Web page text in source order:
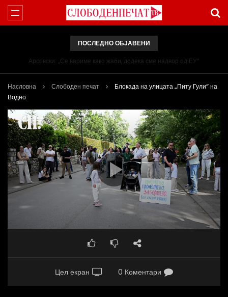
ПОСЛЕДНО ОБЈАВЕНИ
Арсовски: „Се вариме како жаби, додека сме надвор од ЕУ“
Насловна Слободен печат
Блокада на улицата „Питу Гули“ на
Водно
Цел екран 0 Коментари